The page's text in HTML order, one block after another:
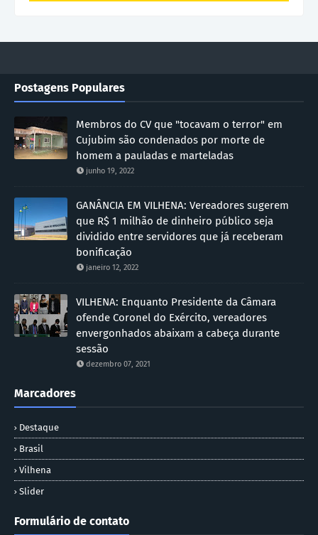
Postagens Populares
Membros do CV que "tocavam o terror" em
Cujubim são condenados por morte de
homem a pauladas e marteladas
junho 19, 2022
GANÂNCIA EM VILHENA: Vereadores sugerem
que R$ 1 milhão de dinheiro público seja
dividido entre servidores que já receberam
bonificação
janeiro 12, 2022
VILHENA: Enquanto Presidente da Câmara
ofende Coronel do Exército, vereadores
envergonhados abaixam a cabeça durante
sessão
dezembro 07, 2021
Marcadores
Destaque
Brasil
Vilhena
Slider
Formulário de contato